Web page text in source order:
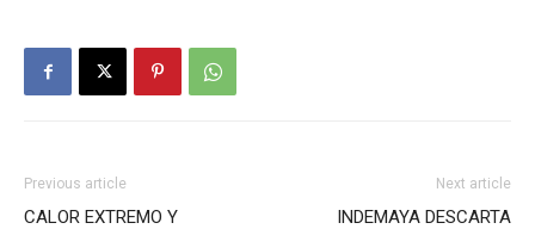
Previous article
CALOR EXTREMO Y
Next article
INDEMAYA DESCARTA